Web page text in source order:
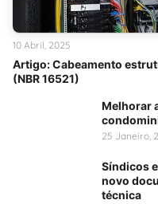
Artigo: Cabeamento
(NBR 16521)
10 Abril, 2025
Melhorar
25 Janeiro,
Síndicos
novo
técnica